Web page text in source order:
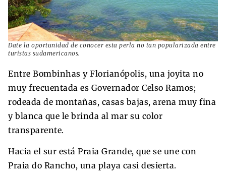
Date la oportunidad de conocer esta perla no tan popularizada entre
turistas sudamericanos.
Entre Bombinhas y Florianópolis, una joyita no
muy frecuentada es Governador Celso Ramos;
rodeada de montañas, casas bajas, arena muy fina
y blanca que le brinda al mar su color
transparente.
Hacia el sur está Praia Grande, que se une con
Praia do Rancho, una playa casi desierta.